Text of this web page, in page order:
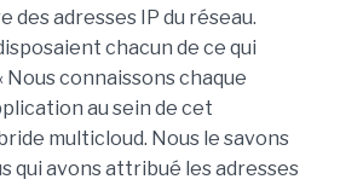
des adresses IP du réseau.
chacun de ce qui
Nous connaissons chaque
au sein de cet
multicloud. Nous le savons
qui avons attribué les adresses